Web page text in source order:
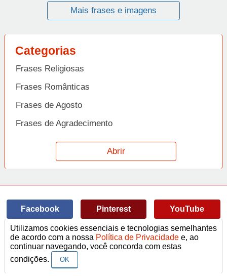
Mais frases e imagens
Categorias
Frases Religiosas
Frases Românticas
Frases de Agosto
Frases de Agradecimento
Frases de Amizade
Frases de Amor
Frases de Arrependimento
Frases de Atitude
Frases de Azar
Frases de Beijo
Abrir
Facebook Pinterest YouTube
© Copyright 2014-2022A Frase.
Termos de Uso / Privacidade
Frases
Vídeos
contato@afrase.com.br
Utilizamos cookies essenciais e tecnologias semelhantes
de acordo com a nossa Política de Privacidade e, ao
continuar navegando, você concorda com estas
condições.
OK